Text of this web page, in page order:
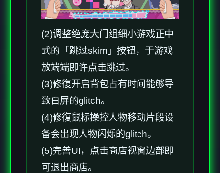
(2)调整绝庞大门组细小游戏正中
式的「跳过skim」按钮，于游戏
放端端即许点击跳过。
(3)修復开启背包占有时间能够导
致白屏的glitch。
(4)修復鼠标操控人物移动片段设
备会出现人物闪烁的glitch。
(5)完善UI，点击商店视窗边部即
可退出商店。